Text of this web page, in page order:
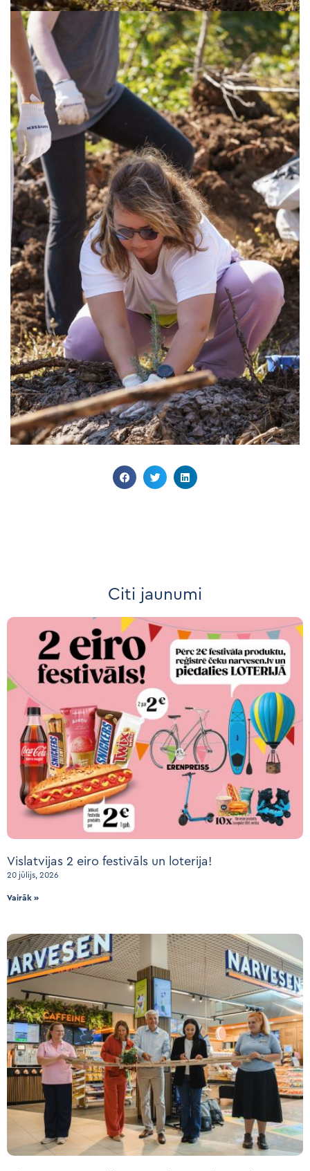
Citi jaunumi
Vislatvijas 2 eiro festivāls un loterija!
20 jūlijs, 2026
Vairāk »